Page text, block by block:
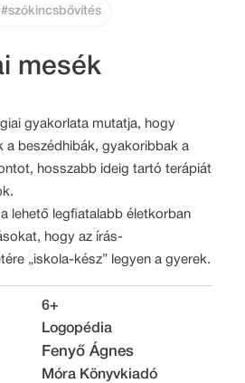
#szókincsbővítés
mesék
gyakorlata mutatja, hogy
a beszédhibák, gyakoribbak a
hosszabb ideig tartó terápiát
lehető legfiatalabb életkorban
hogy az írás-
„iskola-kész” legyen a gyerek.
6+
Logopédia
Fenyő Ágnes
Móra Könyvkiadó